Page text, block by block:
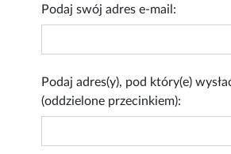
Podaj swój adres e-mail:
Podaj adres(y), pod który(e)
(oddzielone przecinkiem):